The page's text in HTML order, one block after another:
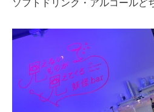
ソフトドリンク・アルコールど